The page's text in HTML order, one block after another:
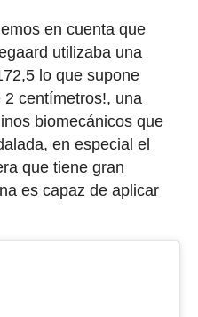
en cuenta que
utilizaba una
lo que supone
2 centímetros!, una
biomecánicos que
en especial el
que tiene gran
es capaz de aplicar